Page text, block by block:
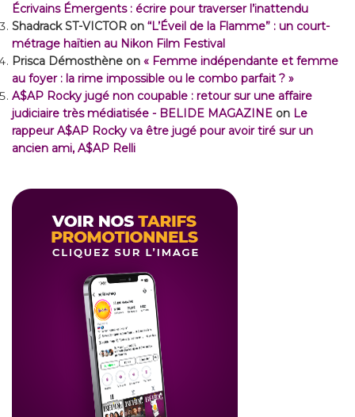
Écrivains Émergents : écrire pour traverser l’inattendu
Shadrack ST-VICTOR on “L’Éveil de la Flamme” : un court-
métrage haïtien au Nikon Film Festival
Prisca Démosthène on « Femme indépendante et femme
au foyer : la rime impossible ou le combo parfait ? »
A$AP Rocky jugé non coupable : retour sur une affaire
judiciaire très médiatisée - BELIDE MAGAZINE on Le
rappeur A$AP Rocky va être jugé pour avoir tiré sur un
ancien ami, A$AP Relli